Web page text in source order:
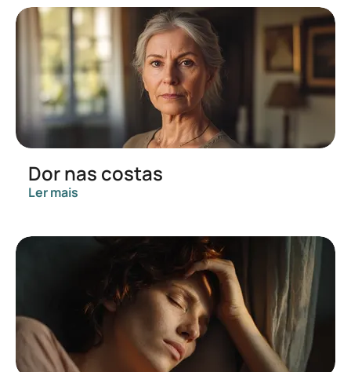
Dor nas costas
Ler mais